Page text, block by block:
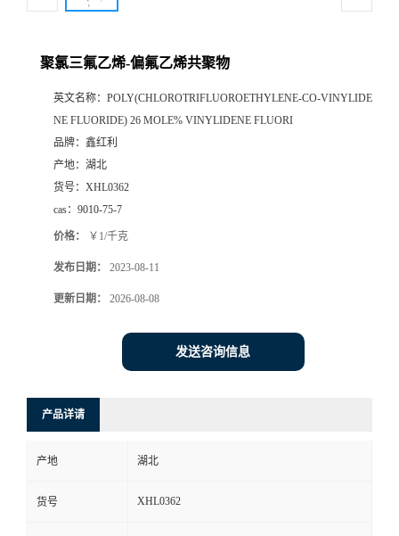
聚氯三氟乙烯-偏氟乙烯共聚物
英文名称： POLY(CHLOROTRIFLUOROETHYLENE-CO-VINYLIDE
NE FLUORIDE) 26 MOLE% VINYLIDENE FLUORI
品牌： 鑫红利
产地： 湖北
货号： XHL0362
cas： 9010-75-7
价格： ￥1/千克
发布日期： 2023-08-11
更新日期： 2026-08-08
发送咨询信息
产品详请
产地 湖北
货号 XHL0362